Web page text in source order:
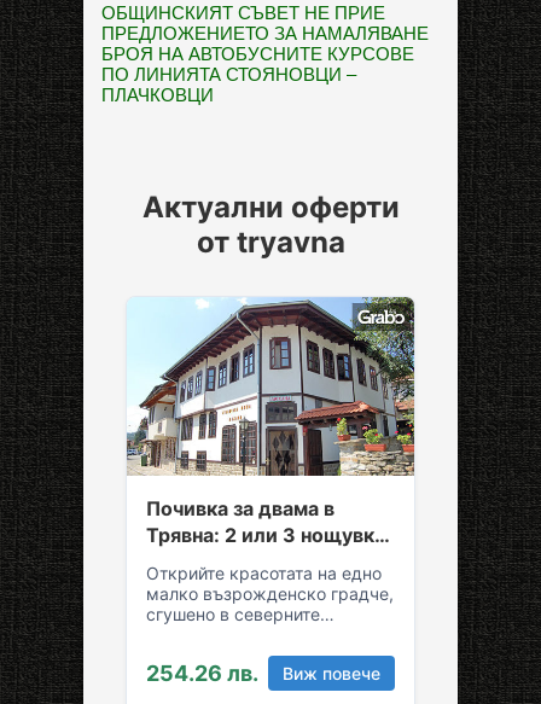
ОБЩИНСКИЯТ СЪВЕТ НЕ ПРИЕ
ПРЕДЛОЖЕНИЕТО ЗА НАМАЛЯВАНЕ
БРОЯ НА АВТОБУСНИТЕ КУРСОВЕ
ПО ЛИНИЯТА СТОЯНОВЦИ –
ПЛАЧКОВЦИ
Актуални оферти
от tryavna
Почивка за двама в
Трявна: 2 или 3 нощувки
със закуски и вечери
Открийте красотата на едно
малко възрожденско градче,
сгушено в северните
За вашия комфортен престой
в Трявна…
254.26 лв. Виж повече